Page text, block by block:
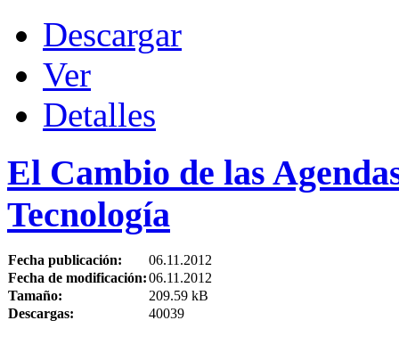
Descargar
Ver
Detalles
El Cambio de las
Tecnología
Fecha publicación:
06.11.2012
Fecha de modificación:06.11.2012
Tamaño:
209.59 kB
Descargas:
40039